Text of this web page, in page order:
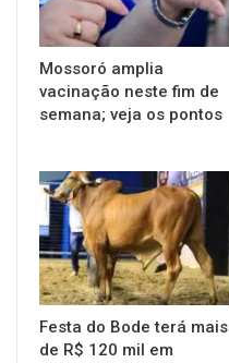
Mossoró amplia
vacinação neste fim de
semana; veja os pontos
Festa do Bode terá mais
de R$ 120 mil em